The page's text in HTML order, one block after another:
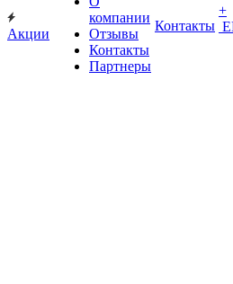
Акции
компании
Отзывы
Контакты
Партнеры
Контакты
+